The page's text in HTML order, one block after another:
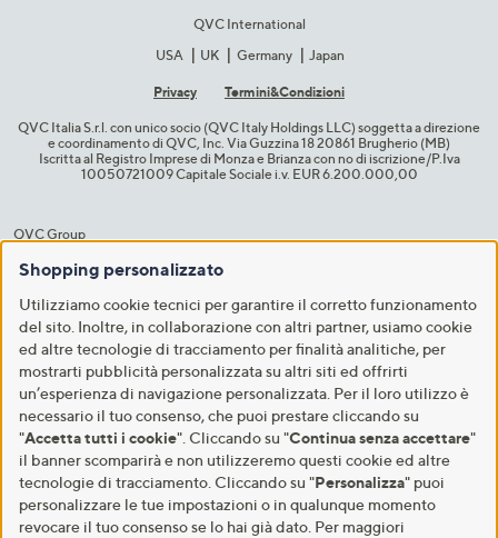
QVC International
USA
UK Germany Japan
Privacy Termini&C​ondizioni
QVC Italia S.r.l. con unico socio (QVC Italy Holdings LLC) soggetta a direzione
e coordinamento di QVC, Inc. Via Guzzina 18 20861 Brugherio (MB)​
Iscritta al Registro Imprese di Monza e Brianza con no di iscrizione/P.Iva
10050721009 Capitale Sociale i.v. EUR 6.200.000,00​
QVC Group
HSN
Ballard Designs Frontgate
Improvements
Shopping personalizzato
Utilizziamo cookie tecnici per garantire il corretto funzionamento
del sito. Inoltre, in collaborazione con altri partner, usiamo cookie
ed altre tecnologie di tracciamento per finalità analitiche, per
mostrarti pubblicità personalizzata su altri siti ed offrirti
un’esperienza di navigazione personalizzata. Per il loro utilizzo è
necessario il tuo consenso, che puoi prestare cliccando su
"Accetta tutti i cookie". Cliccando su "Continua senza accettare"
il banner scomparirà e non utilizzeremo questi cookie ed altre
tecnologie di tracciamento. Cliccando su "Personalizza" puoi
personalizzare le tue impostazioni o in qualunque momento
revocare il tuo consenso se lo hai già dato. Per maggiori